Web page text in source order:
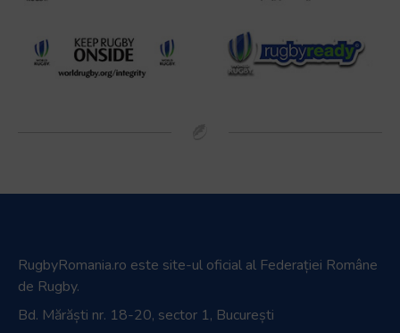
RugbyRomania.ro este site-ul oficial al Federației Române
de Rugby.
Bd. Mărăști nr. 18-20, sector 1, București